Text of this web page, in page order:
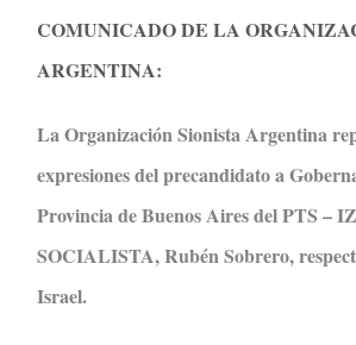
COMUNICADO DE LA
ARGENTINA:
La Organización Sionista Argentina
expresiones del precandidato a
Provincia de Buenos Aires del PTS –
SOCIALISTA, Rubén Sobrero,
Israel.